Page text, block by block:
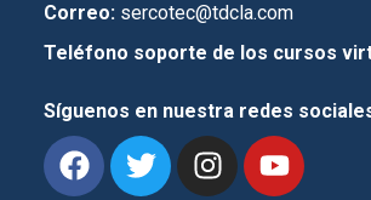
Correo: sercotec@tdcla.com
Teléfono soporte de los cursos
Síguenos en nuestra redes